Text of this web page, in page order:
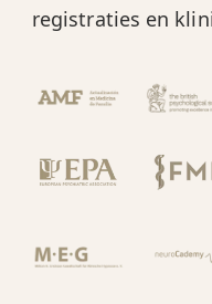
registraties en